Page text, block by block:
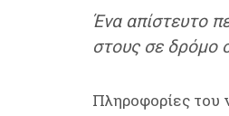
Ένα απίστευτο
στους σε δρόμο
Πληροφορίες του